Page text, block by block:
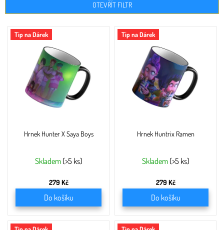
OTEVŘÍT FILTR
Tip na Dárek
Hrnek Hunter X Saya Boys
Skladem (>5 ks)
279 Kč
Do košíku
Tip na Dárek
Hrnek Huntrix Ramen
Skladem (>5 ks)
279 Kč
Do košíku